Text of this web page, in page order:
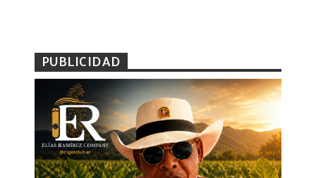
PUBLICIDAD